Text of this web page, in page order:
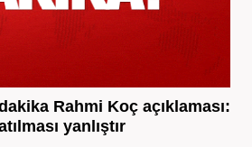
Rahmi Koç açıklaması:
yanlıştır